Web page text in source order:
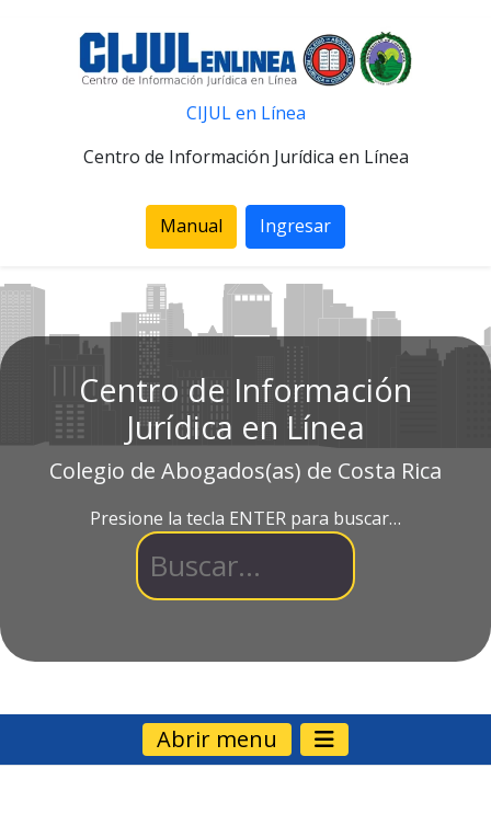
CIJUL en Línea
Centro de Información Jurídica en Línea
Manual Ingresar
Centro de Información
Jurídica en Línea
Colegio de Abogados(as) de Costa Rica
Presione la tecla ENTER para buscar…
Abrir menu